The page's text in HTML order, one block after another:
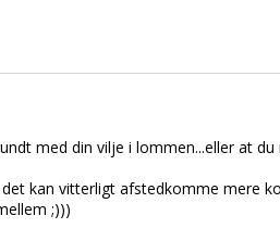
med din vilje i lommen...eller at
kan vitterligt afstedkomme mere
;)))